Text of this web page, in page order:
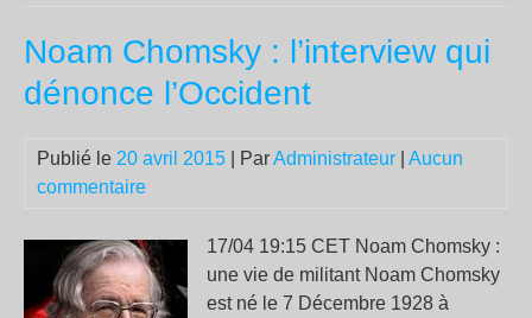
Noam Chomsky : l’interview qui
dénonce l’Occident
Publié le 20 avril 2015 | ParAdministrateur
Aucun
commentaire
17/04 19:15 CET Noam Chomsky :
une vie de militant Noam Chomsky
est né le 7 Décembre 1928 à